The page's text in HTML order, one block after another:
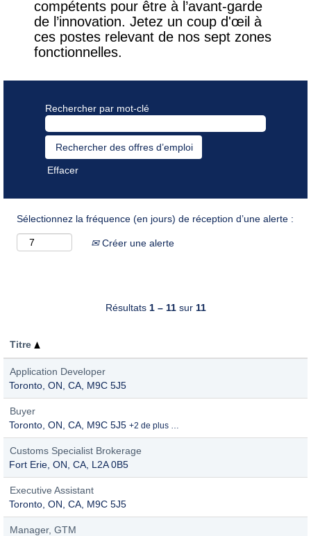
compétents pour être à l’avant-garde
de l’innovation. Jetez un coup d'œil à
ces postes relevant de nos sept zones
fonctionnelles.
Rechercher par mot-clé
Effacer
Sélectionnez la fréquence (en jours) de réception d’une alerte :
Créer une alerte
Résultats 1 – 11sur 11
Titre
Application Developer
Toronto, ON, CA, M9C 5J5
Buyer
Toronto, ON, CA, M9C 5J5 +2 de plus …
Customs Specialist Brokerage
Fort Erie, ON, CA, L2A 0B5
Executive Assistant
Toronto, ON, CA, M9C 5J5
Manager, GTM